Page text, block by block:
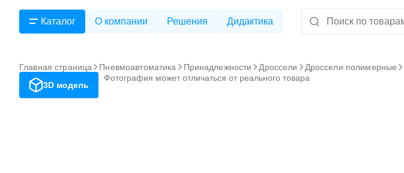
Каталог О компании Решения Дидактика
Главная страница Пневмоавтоматика Принадлежности Дроссели Дроссели полимерные
3D модель
Фотография может отличаться от реального товара